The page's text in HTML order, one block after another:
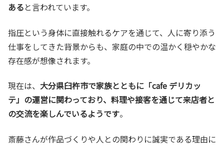
あると言われています。
指圧という身体に直接触れるケアを通じて、人に寄り添う
仕事をしてきた背景からも、家庭の中での温かく穏やかな
存在感が想像されます。
現在は、 大分県臼杵市で家族とともに「cafe デリカッ
テ」の運営に関わっており、料理や接客を通じて来店者と
の交流を楽しんでいるようです。
斎藤さんが作品づくりや人との関わりに誠実である理由に